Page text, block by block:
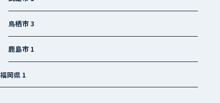
鳥栖市3
鹿島市 1
福岡県 1